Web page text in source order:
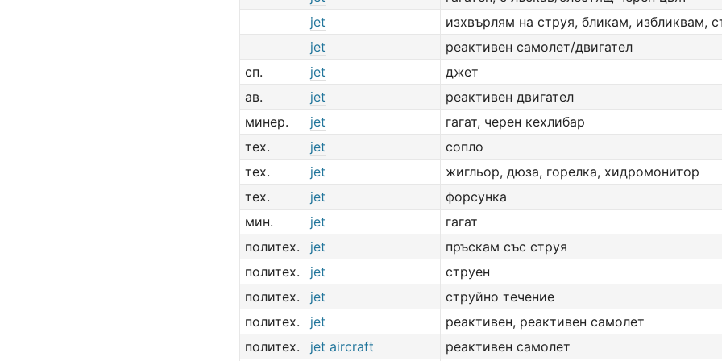
jet
изхвърлям на струя, бликам, избликвам,
jet
реактивен самолет/двигател
сп.
jet
джет
ав.
jet
реактивен двигател
минер.
jet
гагат, черен кехлибар
тех.
jet
сопло
тех.
jet
жигльор, дюза, горелка, хидромонитор
тех.
jet
форсунка
мин.
jet
гагат
политех.
jet
пръскам със струя
политех.
jet
струен
политех.
jet
струйно течение
политех.
jet
реактивен, реактивен самолет
политех.
jet aircraft реактивен самолет